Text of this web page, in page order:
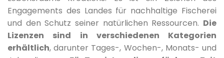
Engagements des Landes für nachhaltige Fischerei
und den Schutz seiner natürlichen Ressourcen. Die
Lizenzen sind in verschiedenen Kategorien
erhältlich, darunter Tages-, Wochen-, Monats- und